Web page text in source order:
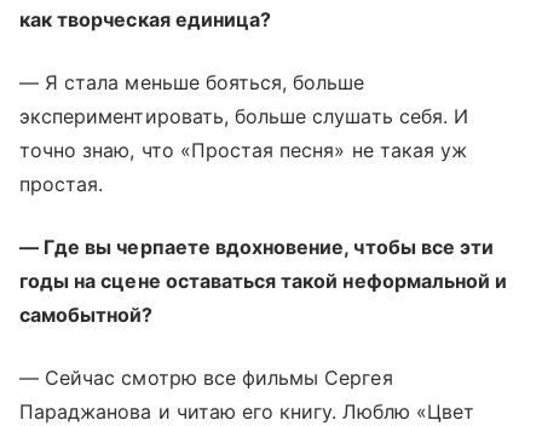
как творческая единица?
— Я стала меньше бояться, больше
экспериментировать, больше слушать себя. И
точно знаю, что «Простая песня» не такая уж
простая.
— Где вы черпаете вдохновение, чтобы все эти
годы на сцене оставаться такой неформальной и
самобытной?
— Сейчас смотрю все фильмы Сергея
Параджанова и читаю его книгу. Люблю «Цвет